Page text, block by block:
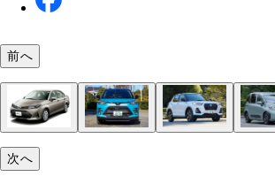
前へ
次へ